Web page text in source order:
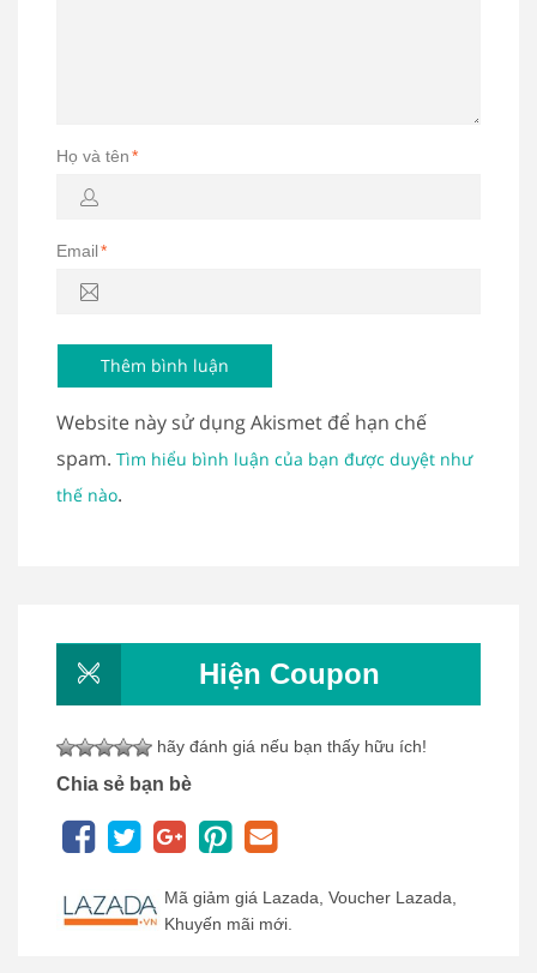
Họ và tên*
Email*
Website này sử dụng Akismet để hạn chế
spam. Tìm hiểu bình luận của bạn được duyệt như
thế nào.
Hiện Coupon
hãy đánh giá nếu bạn thấy hữu ích!
Chia sẻ bạn bè
Mã giảm giá Lazada, Voucher Lazada,
Khuyến mãi mới.